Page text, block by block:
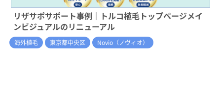
リザサポサポート事例｜トルコ植毛トップページメイ
ンビジュアルのリニューアル
海外植毛 東京都中央区 Novio（ノヴィオ）